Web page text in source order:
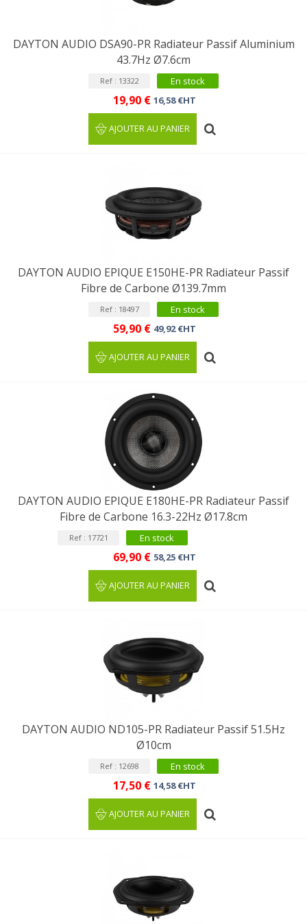
DAYTON AUDIO DSA90-PR Radiateur Passif Aluminium
43.7Hz Ø7.6cm
Ref : 13322 En stock
19,90 € 16,58 €HT
AJOUTER AU PANIER
DAYTON AUDIO EPIQUE E150HE-PR Radiateur Passif
Fibre de Carbone Ø139.7mm
Ref : 18497 En stock
59,90 € 49,92 €HT
AJOUTER AU PANIER
DAYTON AUDIO EPIQUE E180HE-PR Radiateur Passif
Fibre de Carbone 16.3-22Hz Ø17.8cm
Ref : 17721 En stock
69,90 € 58,25 €HT
AJOUTER AU PANIER
DAYTON AUDIO ND105-PR Radiateur Passif 51.5Hz
Ø10cm
Ref : 12698 En stock
17,50 € 14,58 €HT
AJOUTER AU PANIER